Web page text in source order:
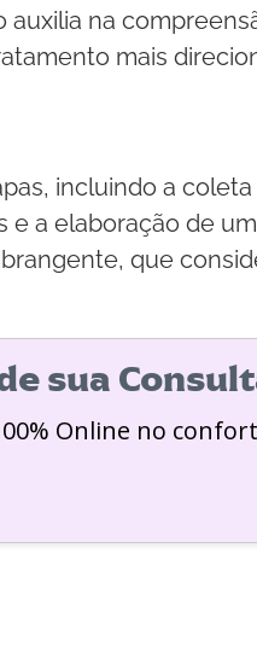
na
mais
incluindo a
a elaboração de
que
sua
Online no